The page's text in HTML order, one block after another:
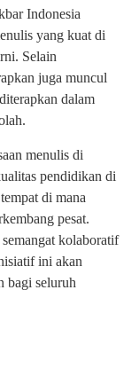
Indonesia
yang kuat di
Selain
juga muncul
dalam
menulis di
pendidikan di
di mana
pesat.
kolaboratif
ini akan
bagi seluruh